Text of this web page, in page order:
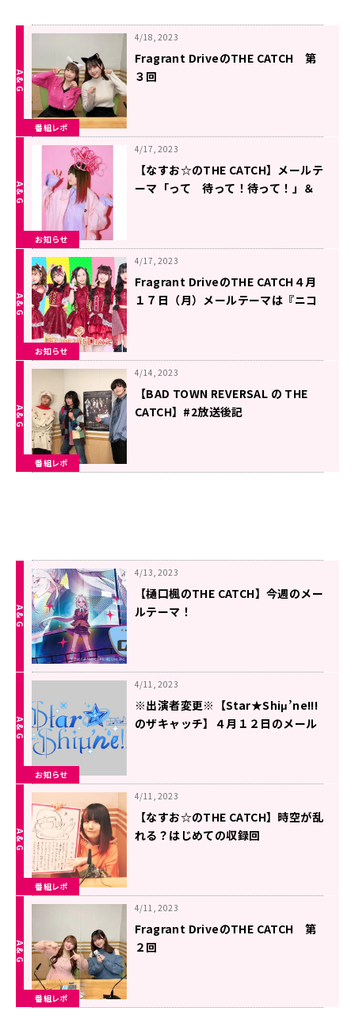
番組レポ
4/18, 2023
Fragrant DriveのTHE CATCH 第
３回
お知らせ
4/17, 2023
【なすお☆のTHE CATCH】メールテ
ーマ「って 待って！待って！」＆
お知らせ
4/17, 2023
Fragrant DriveのTHE CATCH４月
１７日（月）メールテーマは『ニコ
番組レポ
4/14, 2023
【BAD TOWN REVERSAL の THE
CATCH】#2放送後記
4/13, 2023
【樋口楓のTHE CATCH】今週のメー
ルテーマ！
お知らせ
4/11, 2023
※出演者変更※【Star★Shiμ’ne!!!
のザキャッチ】４月１２日のメール
番組レポ
4/11, 2023
【なすお☆のTHE CATCH】時空が乱
れる？はじめての収録回
番組レポ
4/11, 2023
Fragrant DriveのTHE CATCH 第
２回